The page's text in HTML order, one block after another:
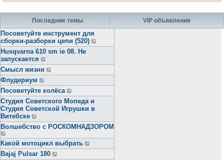
Последние темы
Посоветуйте инструмент для
сборки-разборки цепи (520)
Husqvarna 610 sm ie 08. Не
запускается
Смысл жизни
Флудериум
Посоветуйте колёса
Студия Советского Мопеда и
Студия Советской Игрушки в
Витебске
Волшебство с РОСКОМНАДЗОРОМ
Какой мотоцикл выбрать
Bajaj Pulsar 180
VIP объявления